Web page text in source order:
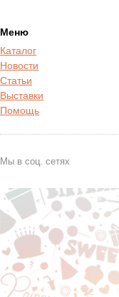
Меню
Каталог
Новости
Статьи
Выставки
Помощь
Мы в соц. сетях